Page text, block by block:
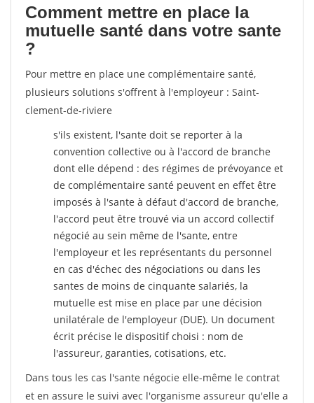
Comment mettre en place la
mutuelle santé dans votre sante
?
Pour mettre en place une complémentaire santé,
plusieurs solutions s'offrent à l'employeur : Saint-
clement-de-riviere
s'ils existent, l'sante doit se reporter à la
convention collective ou à l'accord de branche
dont elle dépend : des régimes de prévoyance et
de complémentaire santé peuvent en effet être
imposés à l'sante à défaut d'accord de branche,
l'accord peut être trouvé via un accord collectif
négocié au sein même de l'sante, entre
l'employeur et les représentants du personnel
en cas d'échec des négociations ou dans les
santes de moins de cinquante salariés, la
mutuelle est mise en place par une décision
unilatérale de l'employeur (DUE). Un document
écrit précise le dispositif choisi : nom de
l'assureur, garanties, cotisations, etc.
Dans tous les cas l'sante négocie elle-même le contrat
et en assure le suivi avec l'organisme assureur qu'elle a